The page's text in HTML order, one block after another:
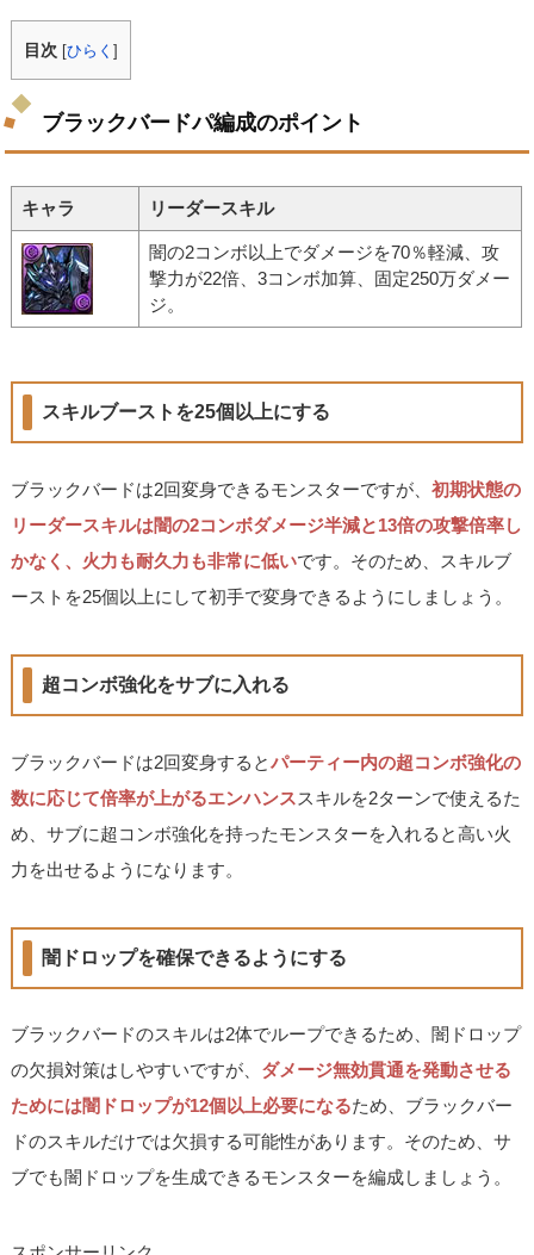
目次 [ひらく]
ブラックバードパ編成のポイント
キャラ リーダースキル
闇の2コンボ以上でダメージを70％軽減、攻
撃力が22倍、3コンボ加算、固定250万ダメー
ジ。
スキルブーストを25個以上にする
ブラックバードは2回変身できるモンスターですが、初期状態の
リーダースキルは闇の2コンボダメージ半減と13倍の攻撃倍率し
かなく、火力も耐久力も非常に低いです。そのため、スキルブ
ーストを25個以上にして初手で変身できるようにしましょう。
超コンボ強化をサブに入れる
ブラックバードは2回変身するとパーティー内の超コンボ強化の
数に応じて倍率が上がるエンハンススキルを2ターンで使えるた
め、サブに超コンボ強化を持ったモンスターを入れると高い火
力を出せるようになります。
闇ドロップを確保できるようにする
ブラックバードのスキルは2体でループできるため、闇ドロップ
の欠損対策はしやすいですが、 ダメージ無効貫通を発動させる
ためには闇ドロップが12個以上必要になるため、ブラックバー
ドのスキルだけでは欠損する可能性があります。そのため、サ
ブでも闇ドロップを生成できるモンスターを編成しましょう。